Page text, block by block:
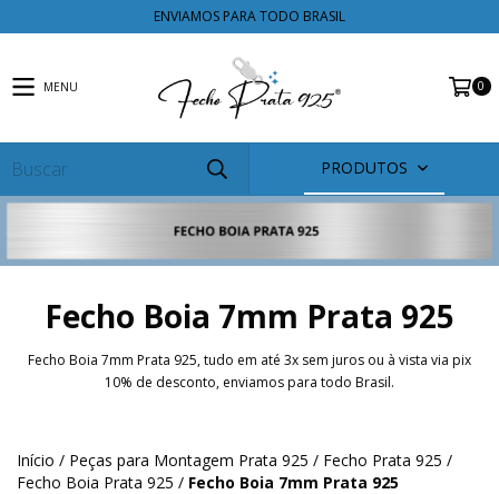
ENVIAMOS PARA TODO BRASIL
MENU 0
PRODUTOS
Fecho Boia 7mm Prata 925
Fecho Boia 7mm Prata 925, tudo em até 3x sem juros ou à vista via pix
10% de desconto, enviamos para todo Brasil.
Início / Peças para Montagem Prata 925 / Fecho Prata 925 /
Fecho Boia Prata 925 / Fecho Boia 7mm Prata 925